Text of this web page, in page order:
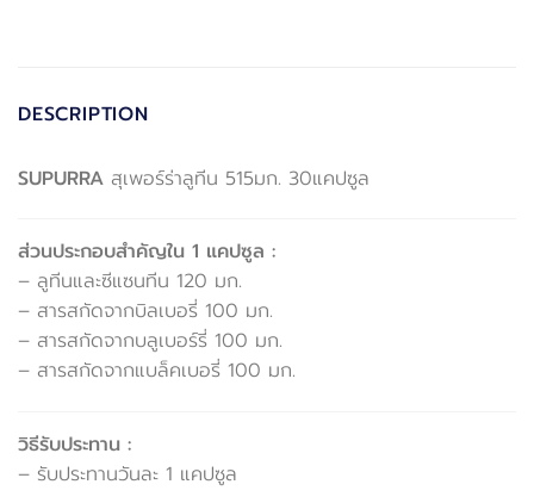
DESCRIPTION
SUPURRA สุเพอร์ร่าลูทีน 515มก. 30แคปซูล
ส่วนประกอบสำคัญใน 1 แคปซูล :
– ลูทีนและซีแซนทีน 120 มก.
– สารสกัดจากบิลเบอรี่ 100 มก.
– สารสกัดจากบลูเบอร์รี่ 100 มก.
– สารสกัดจากแบล็คเบอรี่ 100 มก.
วิธีรับประทาน :
– รับประทานวันละ 1 แคปซูล